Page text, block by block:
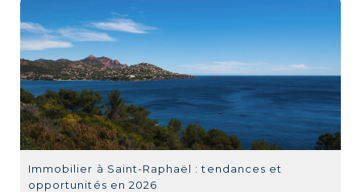
Immobilier à Saint-Raphaël : tendances et
opportunités en 2026